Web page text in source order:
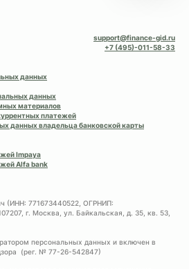
support@finance-gid.ru
+7 (495)-011-58-33
данных
данных
материалов
платежей
данных владельца банковской карты
Impaya
Alfa bank
(ИНН: 771673440522, ОГРНИП:
г. Москва, ул. Байкальская, д. 35, кв. 53,
персональных данных и включен в
(рег. № 77-26-542847)